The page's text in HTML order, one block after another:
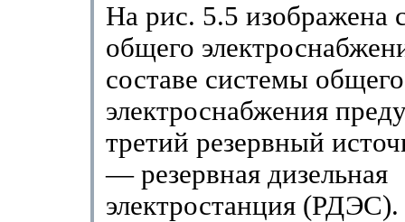
На рис. 5.5 изображена
общего
составе системы общего
электроснабжения
третий резервный
— резервная дизельная
электростанция (РДЭС).